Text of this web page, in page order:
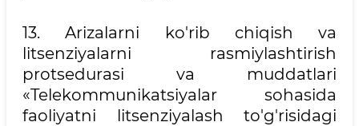
13. Arizalarni ko'rib chiqish va
litsenziyalarni rasmiylashtirish
protsedurasi va muddatlari
«Telekommunikatsiyalar sohasida
faoliyatni litsenziyalash to'g'risidagi